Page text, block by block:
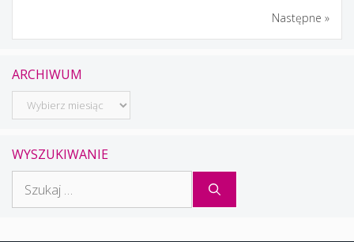
Następne »
ARCHIWUM
Archiwum
WYSZUKIWANIE